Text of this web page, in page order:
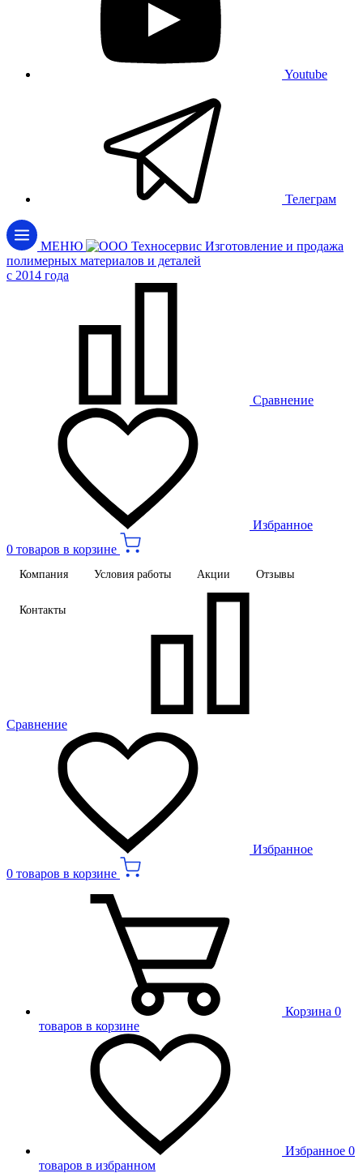
Youtube
Телеграм
МЕНЮ
Изготовление и продажа
полимерных материалов и деталей
c 2014 года
Сравнение
Избранное
0 товаров в корзине
Компания Условия работы Акции Отзывы
Контакты
Сравнение
Избранное
0 товаров в корзине
Корзина 0
товаров в корзине
Избранное 0
товаров в избранном